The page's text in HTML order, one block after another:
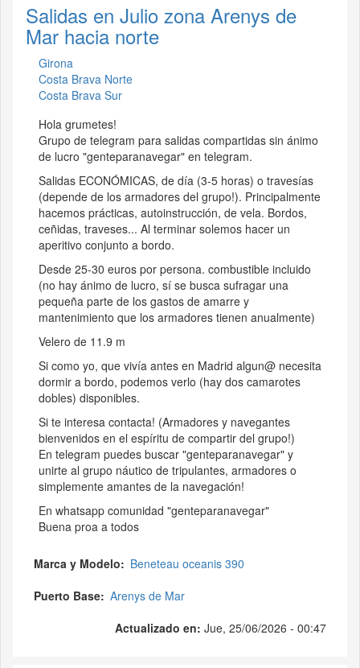
Salidas en Julio zona Arenys de
Mar hacia norte
Girona
Costa Brava Norte
Costa Brava Sur
Hola grumetes!
Grupo de telegram para salidas compartidas sin ánimo
de lucro "genteparanavegar" en telegram.
Salidas ECONÓMICAS, de día (3-5 horas) o travesías
(depende de los armadores del grupo!). Principalmente
hacemos prácticas, autoinstrucción, de vela. Bordos,
ceñidas, traveses... Al terminar solemos hacer un
aperitivo conjunto a bordo.
Desde 25-30 euros por persona. combustible incluido
(no hay ánimo de lucro, sí se busca sufragar una
pequeña parte de los gastos de amarre y
mantenimiento que los armadores tienen anualmente)
Velero de 11.9 m
Si como yo, que vivía antes en Madrid algun@ necesita
dormir a bordo, podemos verlo (hay dos camarotes
dobles) disponibles.
Si te interesa contacta! (Armadores y navegantes
bienvenidos en el espíritu de compartir del grupo!)
En telegram puedes buscar "genteparanavegar" y
unirte al grupo náutico de tripulantes, armadores o
simplemente amantes de la navegación!
En whatsapp comunidad "genteparanavegar"
Buena proa a todos
Marca y Modelo
Beneteau oceanis 390
Puerto Base Arenys de Mar
Actualizado en: Jue, 25/06/2026 - 00:47